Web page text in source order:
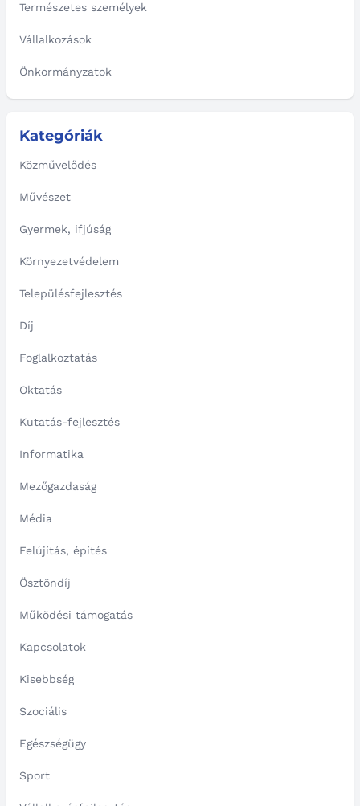
Természetes személyek
Vállalkozások
Önkormányzatok
Kategóriák
Közművelődés
Művészet
Gyermek, ifjúság
Környezetvédelem
Településfejlesztés
Díj
Foglalkoztatás
Oktatás
Kutatás-fejlesztés
Informatika
Mezőgazdaság
Média
Felújítás, építés
Ösztöndíj
Működési támogatás
Kapcsolatok
Kisebbség
Szociális
Egészségügy
Sport